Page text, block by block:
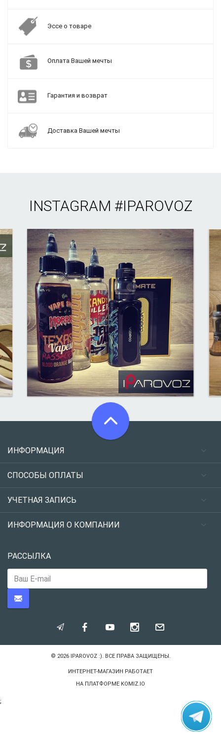
Эссе о товаре
Оплата Вашей мечты
Гарантия и возврат
Доставка Вашей мечты
INSTAGRAM #IPAROVOZ
ИНФОРМАЦИЯ
СПОСОБЫ ОПЛАТЫ
УЧЕТНАЯ ЗАПИСЬ
ИНФОРМАЦИЯ О КОМПАНИИ
РАССЫЛКА
© 2026 IPAROVOZ :). ВСЕ ПРАВА ЗАЩИЩЕНЫ.
ИНТЕРНЕТ-МАГАЗИН РАБОТАЕТ
НА ПЛАТФОРМЕ KOMIZ.IO
;